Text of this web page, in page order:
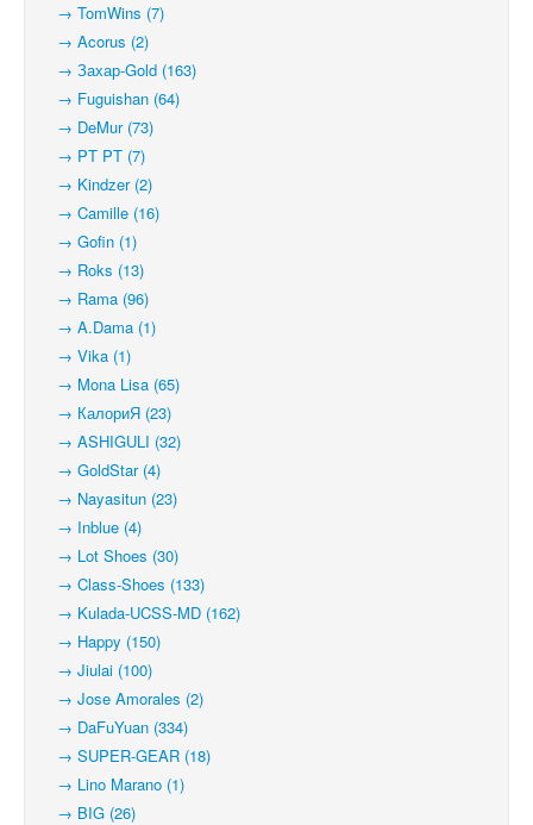
→ TomWins (7)
→ Acorus (2)
→ Захар-Gold (163)
→ Fuguishan (64)
→ DeMur (73)
→ PT PT (7)
→ Kindzer (2)
→ Camille (16)
→ Gofin (1)
→ Roks (13)
→ Rama (96)
→ A.Dama (1)
→ Vika (1)
→ Mona Lisa (65)
→ КалориЯ (23)
→ ASHIGULI (32)
→ GoldStar (4)
→ Nayasitun (23)
→ Inblue (4)
→ Lot Shoes (30)
→ Class-Shoes (133)
→ Kulada-UCSS-MD (162)
→ Happy (150)
→ Jiulai (100)
→ Jose Amorales (2)
→ DaFuYuan (334)
→ SUPER-GEAR (18)
→ Lino Marano (1)
→ BIG (26)